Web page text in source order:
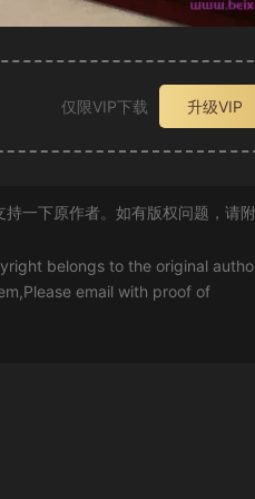
仅限VIP下载 升级VIP
一下原作者。如有版权问题，请
belongs to the original
email with proof of